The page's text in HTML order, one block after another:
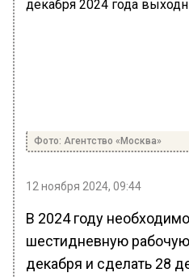
Фото: Агентство «Москва»
12 ноября 2024, 09:44
В 2024 году
шестидневную
декабря и сделать 28